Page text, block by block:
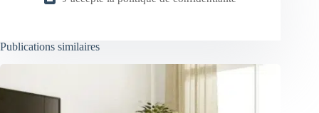
Publications similaires